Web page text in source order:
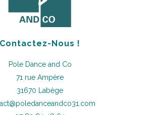
Contactez-Nous !
Pole Dance and Co
71 rue Ampère
31670 Labège